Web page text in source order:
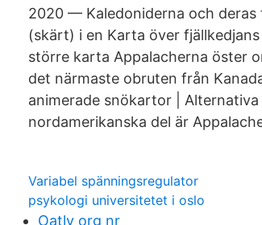
2020 — Kaledoniderna och
(skärt) i en Karta över
större karta Appalacherna öster
det närmaste obruten från
animerade snökartor |
nordamerikanska del är
Variabel spänningsregulator
psykologi universitetet i oslo
Oatly org nr